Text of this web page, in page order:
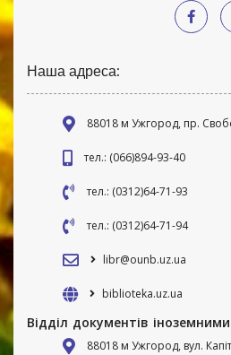
Наша адреса:
88018 м Ужгород, пр.
тел.: (066)894-93-40
тел.: (0312)64-71-93
тел.: (0312)64-71-94
libr@ounb.uz.ua
biblioteka.uz.ua
Відділ документів
88018 м Ужгород, вул.